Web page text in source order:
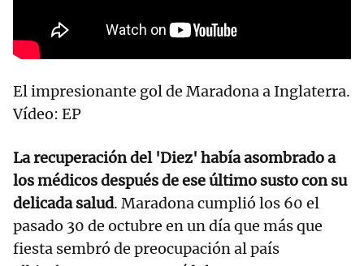
El impresionante gol de Maradona a Inglaterra.
Vídeo: EP
La recuperación del 'Diez' había asombrado a
los médicos después de ese último susto con su
delicada salud. Maradona cumplió los 60 el
pasado 30 de octubre en un día que más que
fiesta sembró de preocupación al país